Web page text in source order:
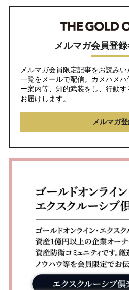
メルマガ会員登
メルマガ会員限定記事をお読み
一覧をメールで配信。カメハメ
ー案内等、知的武装をし、行動
お届けします。
メルマガ